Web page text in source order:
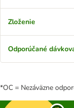
Zloženie
Odporúčané
*OC = Nezáväzne